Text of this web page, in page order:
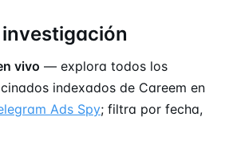
vivo — explora todos los
indexados de Careem en
Ads Spy; filtra por fecha,